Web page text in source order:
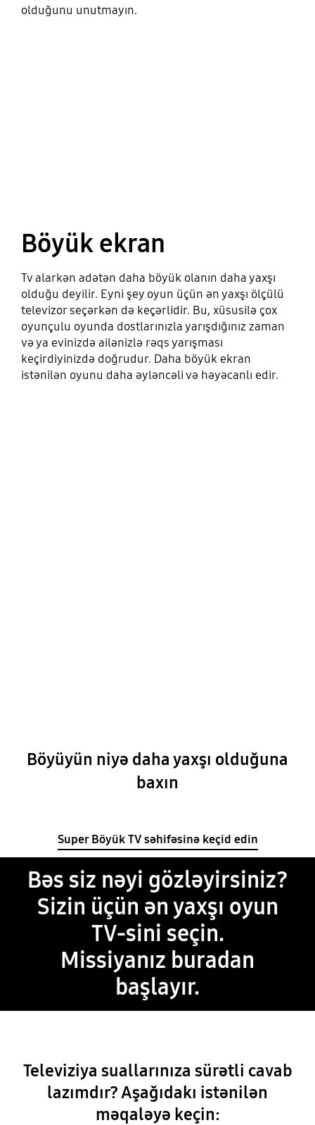
olduğunu unutmayın.
Böyük ekran
Tv alarkən adətən daha böyük olanın daha yaxşı
olduğu deyilir. Eyni şey oyun üçün ən yaxşı ölçülü
televizor seçərkən də keçərlidir. Bu, xüsusilə çox
oyunçulu oyunda dostlarınızla yarışdığınız zaman
və ya evinizdə ailənizlə rəqs yarışması
keçirdiyinizdə doğrudur. Daha böyük ekran
istənilən oyunu daha əyləncəli və həyəcanlı edir.
Böyüyün niyə daha yaxşı olduğuna
baxın
Super Böyük TV səhifəsinə keçid edin
Bəs siz nəyi gözləyirsiniz?
Sizin üçün ən yaxşı oyun
TV-sini seçin.
Missiyanız buradan
başlayır.
Televiziya suallarınıza sürətli cavab
lazımdır? Aşağıdakı istənilən
məqaləyə keçin: